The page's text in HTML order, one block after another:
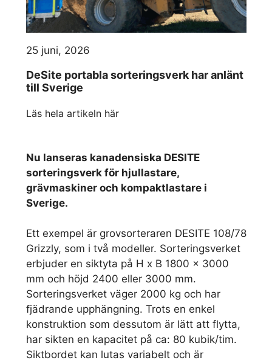
25 juni, 2026
DeSite portabla sorteringsverk har anlänt
till Sverige
Läs hela artikeln här
Nu lanseras kanadensiska DESITE
sorteringsverk för hjullastare,
grävmaskiner och kompaktlastare i
Sverige.
Ett exempel är grovsorteraren DESITE 108/78
Grizzly, som i två modeller. Sorteringsverket
erbjuder en siktyta på H x B 1800 x 3000
mm och höjd 2400 eller 3000 mm.
Sorteringsverket väger 2000 kg och har
fjädrande upphängning. Trots en enkel
konstruktion som dessutom är lätt att flytta,
har sikten en kapacitet på ca: 80 kubik/tim.
Siktbordet kan lutas variabelt och är